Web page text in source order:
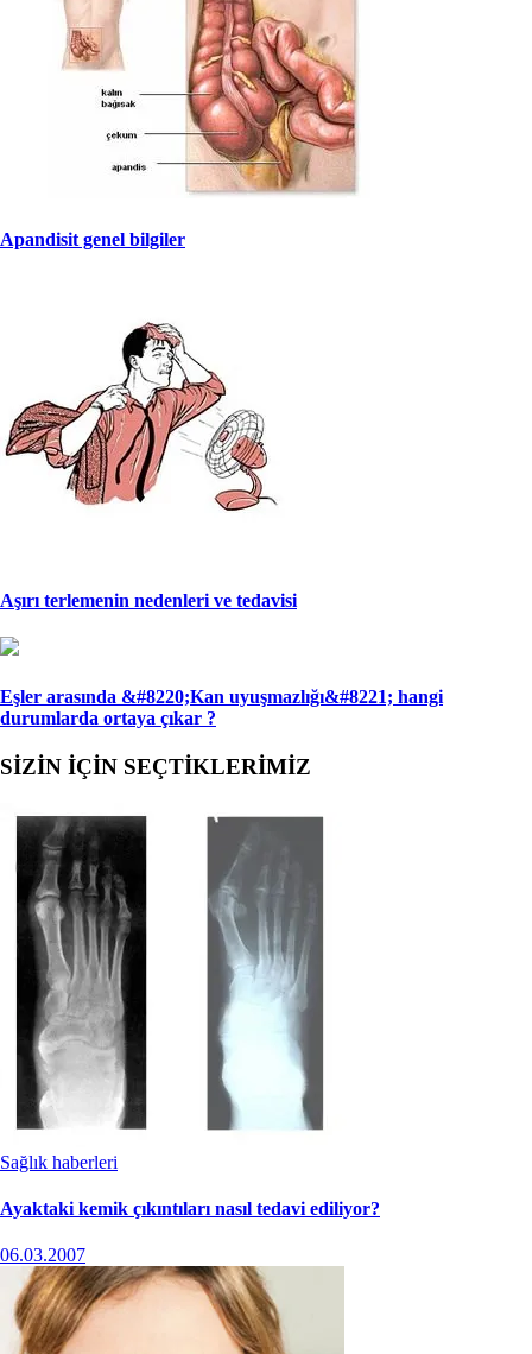
Apandisit genel bilgiler
Aşırı terlemenin nedenleri ve tedavisi
Eşler arasında &#8220;Kan uyuşmazlığı&#8221; han­gi
durumlarda ortaya çıkar ?
SİZİN İÇİN SEÇTİKLERİMİZ
Sağlık haberleri
Ayaktaki kemik çıkıntıları nasıl tedavi ediliyor?
06.03.2007